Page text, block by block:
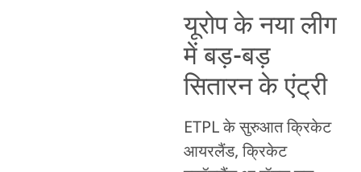
यूरोप के नया लीग
में बड़-बड़
सितारन के एंट्री
ETPL के सुरुआत क्रिकेट
आयरलैंड, क्रिकेट